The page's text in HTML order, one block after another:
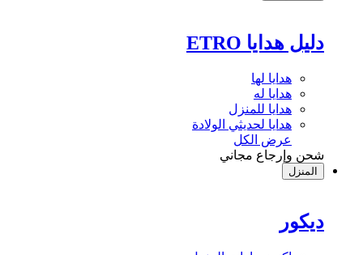
دليل هدايا ETRO
هدايا لها
هدايا له
هدايا للمنزل
هدايا لحديثي الولادة
عرض الكل
شحن وإرجاع مجاني
المنزل
ديكور